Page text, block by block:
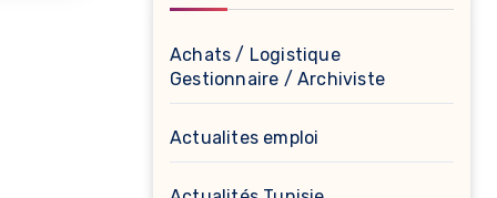
Achats / Logistique
Gestionnaire / Archiviste
Actualites emploi